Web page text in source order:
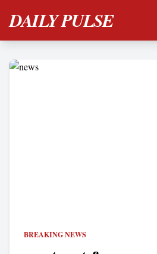
DAILY PULSE
BREAKING NEWS